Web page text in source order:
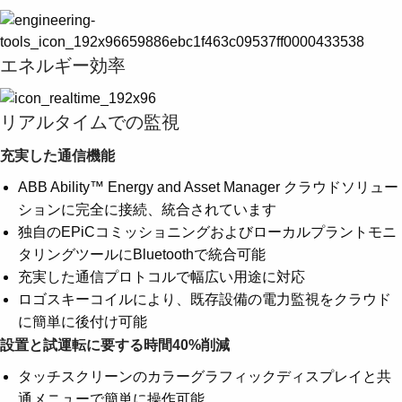
Products
See more products
Shopping list preview
0
エネルギー効率
リアルタイムでの監視
充実した通信機能
ABB Ability™ Energy and Asset Manager クラウドソリュー
ションに完全に接続、統合されています
独自のEPiCコミッショニングおよびローカルプラントモニ
タリングツールにBluetoothで統合可能
充実した通信プロトコルで幅広い用途に対応
ロゴスキーコイルにより、既存設備の電力監視をクラウド
に簡単に後付け可能
設置と試運転に要する時間40%削減
タッチスクリーンのカラーグラフィックディスプレイと共
通メニューで簡単に操作可能